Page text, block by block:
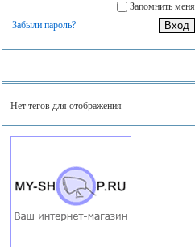
Запомнить меня
Забыли пароль?
Нет тегов для отображения